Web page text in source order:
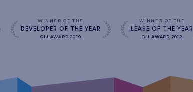
WINNER OF THE
DEVELOPER OF THE YEAR
CIJ AWARD 2010
WINNER OF THE
LEASE OF THE YEAR
CIJ AWARD 2012